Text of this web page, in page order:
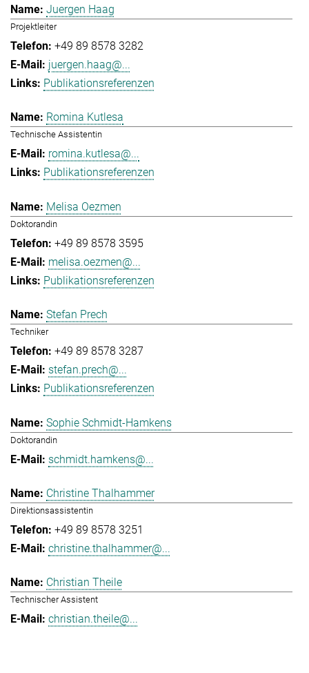
Juergen Haag
Projektleiter
+49 89 8578 3282
juergen.haag@...
Publikationsreferenzen
Romina Kutlesa
Technische Assistentin
romina.kutlesa@...
Publikationsreferenzen
Melisa Oezmen
Doktorandin
+49 89 8578 3595
melisa.oezmen@...
Publikationsreferenzen
Stefan Prech
Techniker
+49 89 8578 3287
stefan.prech@...
Publikationsreferenzen
Sophie Schmidt-Hamkens
Doktorandin
schmidt.hamkens@...
Christine Thalhammer
Direktionsassistentin
+49 89 8578 3251
christine.thalhammer@...
Christian Theile
Technischer Assistent
christian.theile@...